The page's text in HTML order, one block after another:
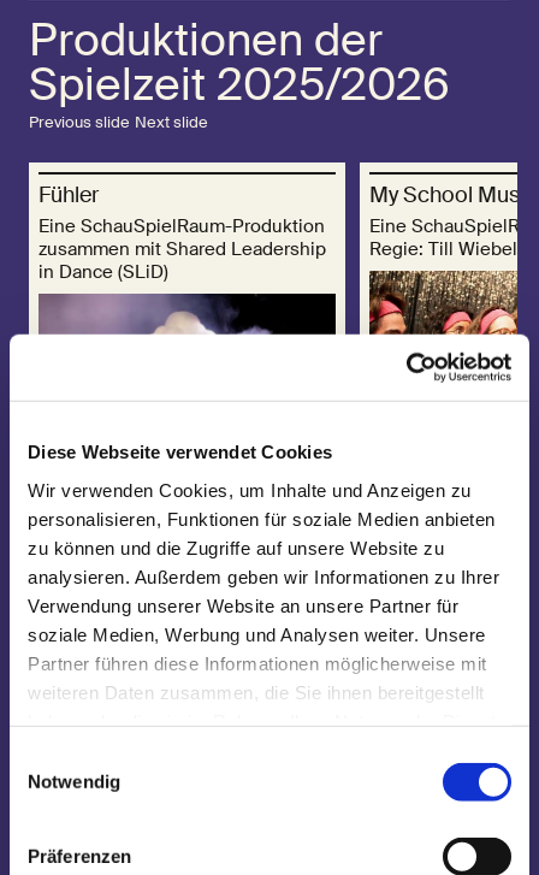
Diese Webseite verwendet Cookies
Wir verwenden Cookies, um Inhalte und Anzeigen zu
personalisieren, Funktionen für soziale Medien anbieten
zu können und die Zugriffe auf unsere Website zu
analysieren. Außerdem geben wir Informationen zu Ihrer
Verwendung unserer Website an unsere Partner für
soziale Medien, Werbung und Analysen weiter. Unsere
Partner führen diese Informationen möglicherweise mit
weiteren Daten zusammen, die Sie ihnen bereitgestellt
Notwendig
Präferenzen
Produktionen der
Spielzeit 2025/2026
Previous slide Next slide
Fühler
Eine SchauSpielRaum-Produktion
zusammen mit Shared Leadership
in Dance (SLiD)
Große Bühne Wiesendamm
My School
Eine
Regie: Till Wiebel
11/10/2026 / 19.00
Studio
Produktionen der
Spielzeit 2024/25
nach der Graphic Novel von Liv
Die Leiden der
frei nach Johann